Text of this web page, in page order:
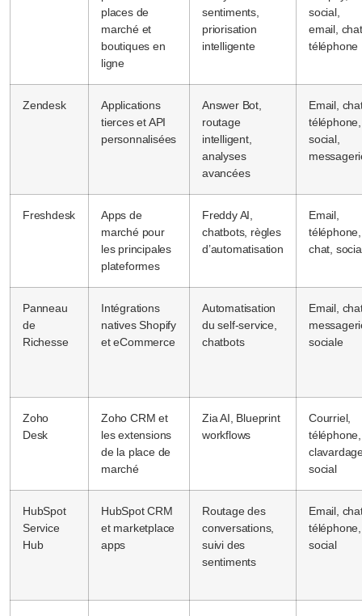
places de
marché et
boutiques en
ligne
sentiments,
priorisation
intelligente
social,
email,
téléphone
Zendesk
Applications
tierces et API
personnalisées
Answer Bot,
routage
intelligent,
analyses
avancées
Email,
téléphone,
social,
Freshdesk
Apps de
marché pour
les principales
plateformes
Freddy AI,
chatbots, règles
d’automatisation
Email,
téléphone,
chat,
Panneau
de
Richesse
Intégrations
natives Shopify
et eCommerce
Automatisation
du self-service,
chatbots
Email,
sociale
Zoho
Desk
Zoho CRM et
les extensions
de la place de
marché
Zia AI, Blueprint
workflows
Courriel,
téléphone,
social
HubSpot
Service
Hub
HubSpot CRM
et marketplace
apps
Routage des
conversations,
suivi des
sentiments
Email,
téléphone,
social